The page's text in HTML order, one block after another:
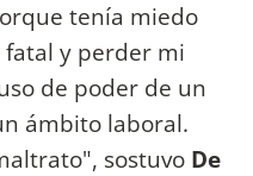
tenía miedo
y perder mi
de poder de un
ámbito laboral.
sostuvo De